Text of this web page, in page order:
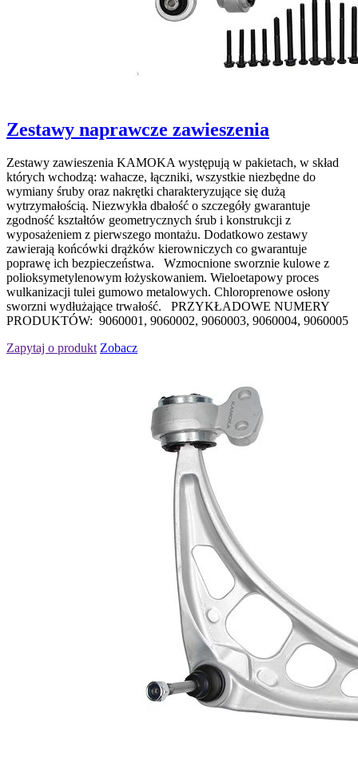
Zestawy naprawcze zawieszenia
Zestawy zawieszenia KAMOKA występują w pakietach, w skład
których wchodzą: wahacze, łączniki, wszystkie niezbędne do
wymiany śruby oraz nakrętki charakteryzujące się dużą
wytrzymałością. Niezwykła dbałość o szczegóły gwarantuje
zgodność kształtów geometrycznych śrub i konstrukcji z
wyposażeniem z pierwszego montażu. Dodatkowo zestawy
zawierają końcówki drążków kierowniczych co gwarantuje
poprawę ich bezpieczeństwa. Wzmocnione sworznie kulowe z
polioksymetylenowym łożyskowaniem. Wieloetapowy proces
wulkanizacji tulei gumowo metalowych. Chloroprenowe osłony
sworzni wydłużające trwałość. PRZYKŁADOWE NUMERY
PRODUKTÓW: 9060001, 9060002, 9060003, 9060004, 9060005
Zapytaj o produkt Zobacz